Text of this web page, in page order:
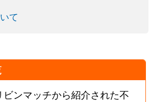
て
ンマッチから紹介された不